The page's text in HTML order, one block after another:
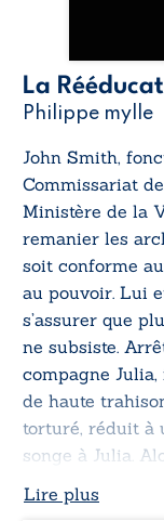
La
Philippe mylle
John Smith,
Commissariat
Ministère de la
remanier les
soit conforme
au pouvoir. Lui
s’assurer que
ne subsiste.
compagne
de haute
torturé, réduit à
songe à Julia.
comme tous les
Lire plus